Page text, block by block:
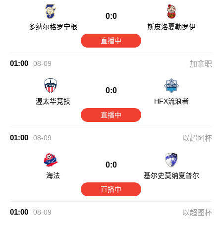
多纳尔格罗宁根
0:0
斯皮洛夏勒罗伊
直播中
01:00 08-09 加拿职
渥太华竞技
0:0
HFX流浪者
直播中
01:00 08-09 以超图杯
海法
0:0
基尔史莫纳夏普尔
直播中
01:00 08-09 以超图杯